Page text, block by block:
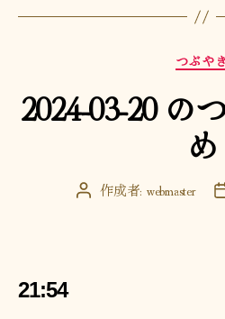
カ
テ
ゴ
リ
ー
つぶやき
2024-03-20 の
め
投 作成者: webmaster
21:54